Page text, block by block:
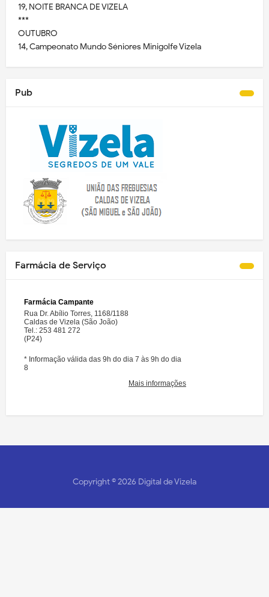
19, NOITE BRANCA DE VIZELA
***
OUTUBRO
14, Campeonato Mundo Séniores Minigolfe Vizela
Pub
Farmácia de Serviço
Copyright ©2026 Digital de Vizela